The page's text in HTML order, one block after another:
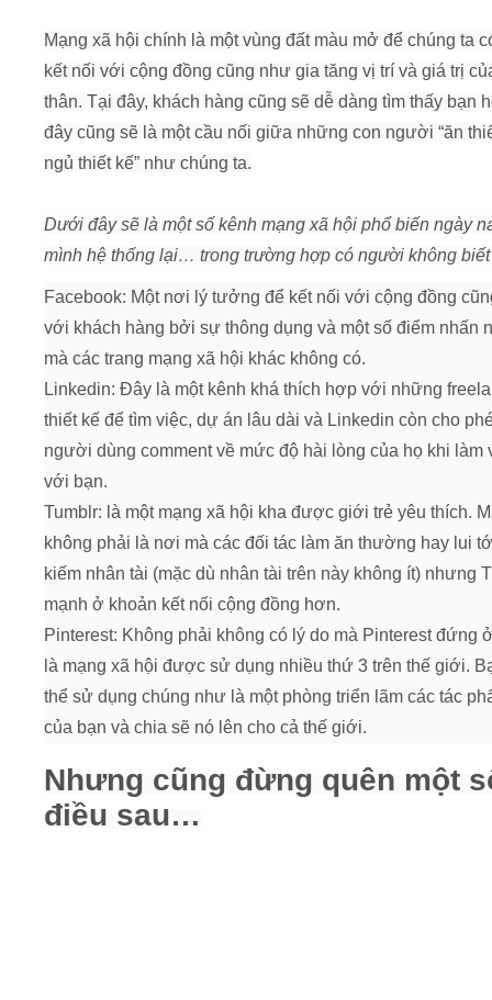
Mạng xã hội chính là một vùng đất màu mở để chúng ta
kết nối với cộng đồng cũng như gia tăng vị trí và giá trị
thân. Tại đây, khách hàng cũng sẽ dễ dàng tìm thấy bạn
đây cũng sẽ là một cầu nối giữa những con người “ăn
ngủ thiết kế” như chúng ta.
Dưới đây sẽ là một số kênh mạng xã hội phổ biến ngày
mình hệ thống lại… trong trường hợp có người không biết
Facebook: Một nơi lý tưởng để kết nối với cộng đồng
với khách hàng bởi sự thông dụng và một số điểm nhấn
mà các trang mạng xã hội khác không có.
Linkedin: Đây là một kênh khá thích hợp với những
thiết kế để tìm việc, dự án lâu dài và Linkedin còn cho
người dùng comment về mức độ hài lòng của họ khi làm
với bạn.
Tumblr: là một mạng xã hội kha được giới trẻ yêu thích.
không phải là nơi mà các đối tác làm ăn thường hay lui
kiếm nhân tài (mặc dù nhân tài trên này không ít) nhưng
mạnh ở khoản kết nối cộng đồng hơn.
Pinterest: Không phải không có lý do mà Pinterest đứng
là mạng xã hội được sử dụng nhiều thứ 3 trên thế giới.
thể sử dụng chúng như là một phòng triển lãm các tác
của bạn và chia sẽ nó lên cho cả thế giới.
Nhưng cũng đừng quên một
điều sau…